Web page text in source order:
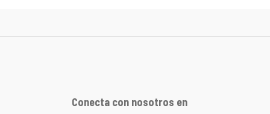
Conecta con nosotros en